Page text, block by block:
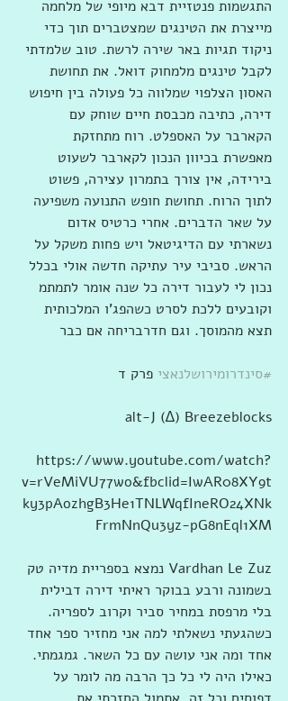
התגשמות פנטזיית דבא מיופי של מלחמה
מייצרת את הטינגים שמצטברים תוך כדי
ניקוד תגיות באר שירה לרשת. טוב שלמדתי
לקבל טינגים מלמחוק דואל. את תחושת
האסון הצלפוי שמלווה כל פעולה בין חיפוש
דירה, כתיבה מכבסת חיים שוחק עם
הקארבר על האספלט. רוח מתחזקת
מאפשרת בכיוון הנכון לקארבר לשעוט
בירידה, אין צורך בתמרון עצירה, פשוט
לתוך הרוח. תחושת חופש התנועה משפיעה
על שאר הדברים. אחרי כרטיס אדום
נשארתי עם הדיגיטאל ויש פחות משקל על
הראש. סביבי עיר עתיקה חדשה אולי בכלל
נכון לי לעבור דירה כל שנה אומר לתמתמ
וקובעים ללכת לסרט כשהפג'ו המלכותית
תצא מהמוסך. וגם חדרבריחה אם כבר
#סינדרומירושלנאצי פרק ד
alt-J (∆) Breezeblocks
https://www.youtube.com/watch?
v=rVeMiVU77wo&fbclid=IwAR08XY9t
ky3pAozhgB3He1TNLWqfIneRO24XNk
FrmNnQu3yz-pG8nEql1XM
בשמונה ורבע בבוקר ראיתי דירה דבילית
בלי מרפסת במחיר סביר וקרוב לספריה.
כשהגעתי נשאלתי למה אני מחזיר ספר אחד
אחד ומה אני עושה עם כל השאר. גמגמתי.
כאילו היה לי כל כך הרבה מה לומר על